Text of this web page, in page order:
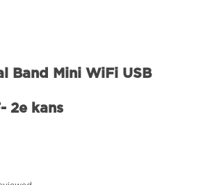
Band Mini WiFi USB
2e kans